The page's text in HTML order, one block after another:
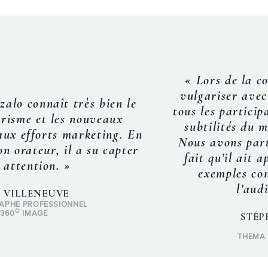
« Lors de la conférence, Frédéric a su
vulgariser avec brio les propos afin que
tous les participants comprennent bien les
subtilités du marketing d’aujourd’hui.
Nous avons particulièrement apprécié le
fait qu’il ait appuyé ses dires avec des
exemples concrets et pertinents à